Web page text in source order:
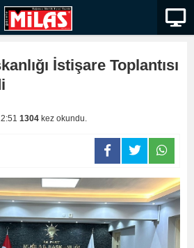
İstişare Toplantısı
1304 kez okundu.